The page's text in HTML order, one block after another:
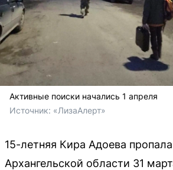
Активные поиски начались 1 апреля
Источник: «ЛизаАлерт»
15-летняя Кира Адоева
Архангельской области 31